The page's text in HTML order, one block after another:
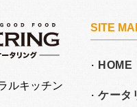
ルキッチン
SITE
HOME
ケータ